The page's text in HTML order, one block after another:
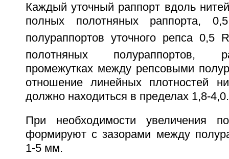
Каждый уточный раппорт вдоль
полных полотняных раппорта,
полураппортов уточного репса 0,5
полотняных полураппортов,
промежутках между репсовыми
отношение линейных плотностей
должно находиться в пределах 1,8-4,0.
При необходимости увеличения
формируют с зазорами между
1-5 мм.